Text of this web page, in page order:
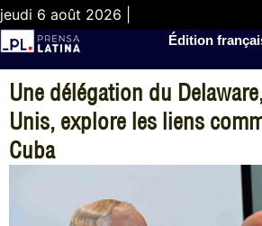
jeudi 6 août 2026 |
Édition
Une délégation du
Unis, explore les liens
Cuba